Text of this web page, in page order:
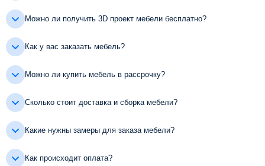
Можно ли получить 3D проект мебели бесплатно?
Как у вас заказать мебель?
Можно ли купить мебель в рассрочку?
Сколько стоит доставка и сборка мебели?
Какие нужны замеры для заказа мебели?
Как происходит оплата?